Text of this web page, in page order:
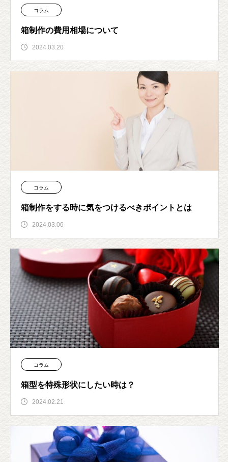
コラム
箱制作の費用相場について
2024.03.20
コラム
箱制作をする時に気をつけるべきポイントとは
2024.03.06
コラム
箱型を特殊形状にしたい時は？
2024.02.21